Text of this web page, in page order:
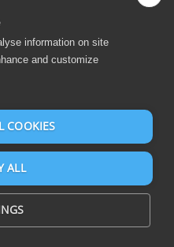
디오
대한 보고서 및 대시보드 작성
information on site
and customize
COOKIES
ALL